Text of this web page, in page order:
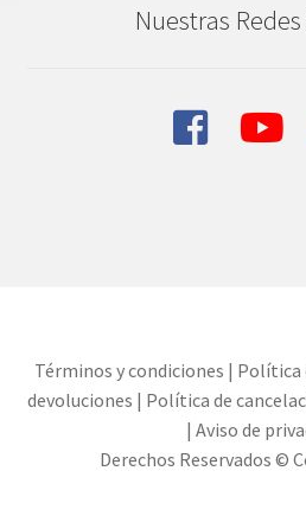
Nuestras
Términos y condiciones | Política
devoluciones | Política de
| Aviso de
Derechos Reservados ©